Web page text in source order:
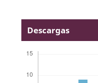
Descargas